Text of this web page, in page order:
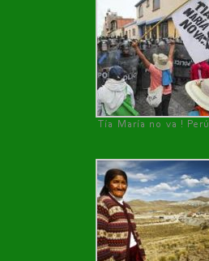
Tía María no va ! Perú